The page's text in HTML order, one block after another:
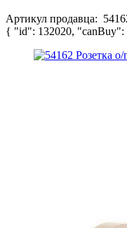
Артикул продавца:
{ "id": 132020,